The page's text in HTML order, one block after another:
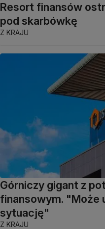
Resort finansów
pod skarbówkę
Z KRAJU
Górniczy gigant z
finansowym. "Może
sytuację"
Z KRAJU